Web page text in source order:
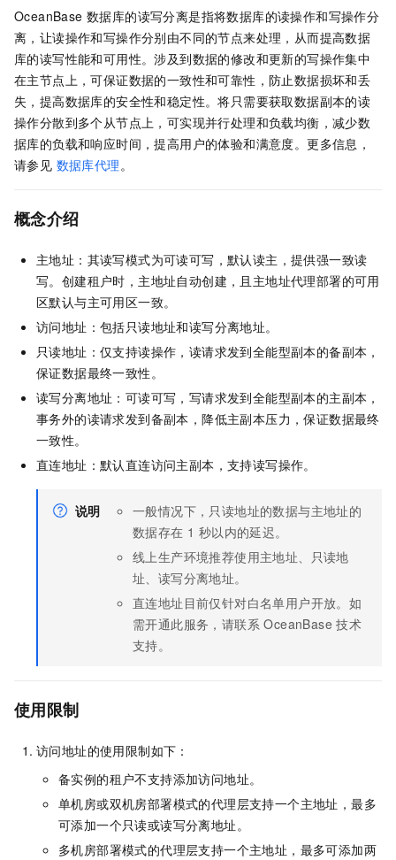
OceanBase 数据库的读写分离是指将数据库的读操作和写操作分
离，让读操作和写操作分别由不同的节点来处理，从而提高数据
库的读写性能和可用性。涉及到数据的修改和更新的写操作集中
在主节点上，可保证数据的一致性和可靠性，防止数据损坏和丢
失，提高数据库的安全性和稳定性。将只需要获取数据副本的读
操作分散到多个从节点上，可实现并行处理和负载均衡，减少数
据库的负载和响应时间，提高用户的体验和满意度。更多信息，
请参见 数据库代理。
概念介绍
主地址：其读写模式为可读可写，默认读主，提供强一致读
写。创建租户时，主地址自动创建，且主地址代理部署的可用
区默认与主可用区一致。
访问地址：包括只读地址和读写分离地址。
只读地址：仅支持读操作，读请求发到全能型副本的备副本，
保证数据最终一致性。
读写分离地址：可读可写，写请求发到全能型副本的主副本，
事务外的读请求发到备副本，降低主副本压力，保证数据最终
一致性。
直连地址：默认直连访问主副本，支持读写操作。
说明
一般情况下，只读地址的数据与主地址的
数据存在 1 秒以内的延迟。
线上生产环境推荐使用主地址、只读地
址、读写分离地址。
直连地址目前仅针对白名单用户开放。如
需开通此服务，请联系 OceanBase 技术
支持。
使用限制
访问地址的使用限制如下：
备实例的租户不支持添加访问地址。
单机房或双机房部署模式的代理层支持一个主地址，最多
可添加一个只读或读写分离地址。
多机房部署模式的代理层支持一个主地址，最多可添加两